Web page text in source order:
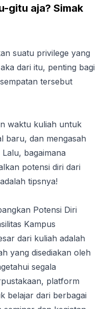
gitu aja? Simak
suatu privilege yang
dari itu, penting bagi
tersebut
waktu kuliah untuk
baru, dan mengasah
bagaimana
potensi diri dari
tipsnya!
Potensi Diri
Kampus
dari kuliah adalah
yang disediakan oleh
segala
platform
belajar dari berbagai